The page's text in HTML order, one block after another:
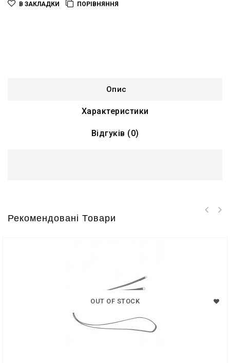
В ЗАКЛАДКИ ПОРІВНЯННЯ
Опис
Характеристики
Відгуків (0)
Рекомендовані Товари
OUT OF STOCK